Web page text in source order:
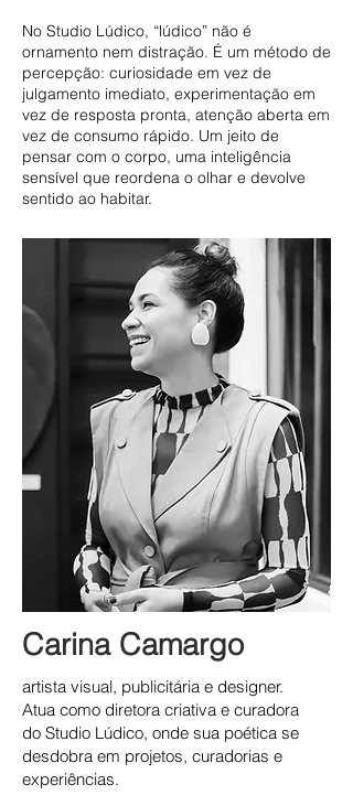
No Studio Lúdico, “lúdico” não é
ornamento nem distração. É um método de
percepção: curiosidade em vez de
julgamento imediato, experimentação em
vez de resposta pronta, atenção aberta em
vez de consumo rápido. Um jeito de
pensar com o corpo, uma inteligência
sensível que reordena o olhar e devolve
sentido ao habitar.
Carina Camargo
artista visual, publicitária e designer.
Atua como diretora criativa e curadora
do Studio Lúdico, onde sua poética se
desdobra em projetos, curadorias e
experiências.